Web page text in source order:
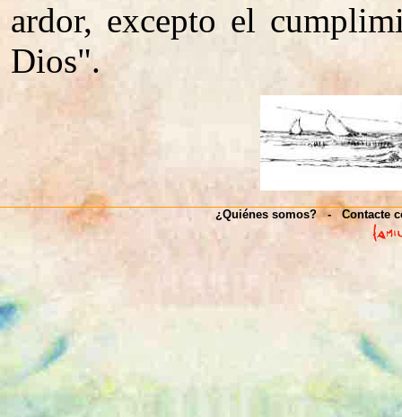
ardor, excepto el
Dios".
¿Quiénes somos?- Contacte